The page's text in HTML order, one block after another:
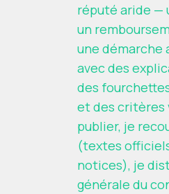
réputé aride —
un
une
avec des
des
et des critères
publier, je
(textes
notices), je
générale du